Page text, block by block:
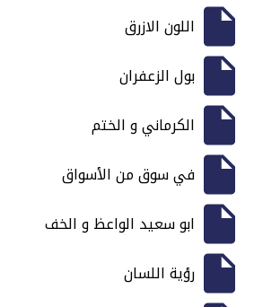
اللون الازرق
بول الزعفران
الكرماني و الختم
في سوق من الأسواق
ابو سعيد الواعظ و الخف
رؤية اللسان